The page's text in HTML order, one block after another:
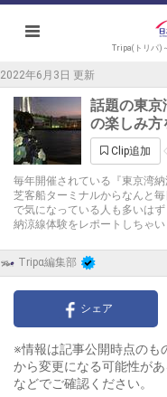
Tripa(トリパ)
2022年6月3日 更新
話題の東京
の楽しみ方
Clip追加
毎年開催されている『東京湾
芝客船ターミナルからなんと
で気になっている人も多いは
納涼線体験をレポートしちゃい
Tripα編集部
シェア
※情報は記事公開時点のも
から変更になる可能性が
などでご確認ください。